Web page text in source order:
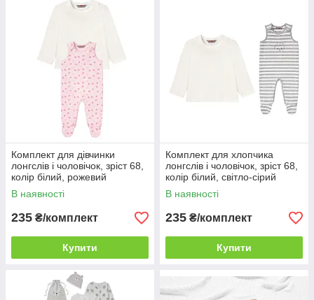
Комплект для дівчинки
лонгслів і чоловічок, зріст 68,
колір білий, рожевий
В наявності
235 ₴/комплект
Купити
Комплект для хлопчика
лонгслів і чоловічок, зріст 68,
колір білий, світло-сірий
В наявності
235 ₴/комплект
Купити